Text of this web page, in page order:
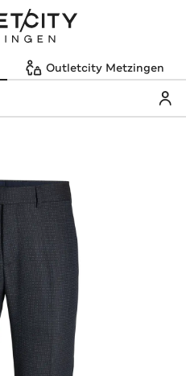
Outletcity Metzingen